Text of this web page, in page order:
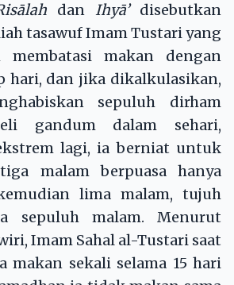
dan Ihyā’disebutkan
tasawuf Imam Tustari yang
membatasi makan dengan
hari, dan jika dikalkulasikan,
sepuluh dirham
gandum dalam sehari,
lagi, ia berniat untuk
malam berpuasa hanya
lima malam, tujuh
sepuluh malam. Menurut
Imam Sahal al-Tustari saat
makan sekali selama 15 hari